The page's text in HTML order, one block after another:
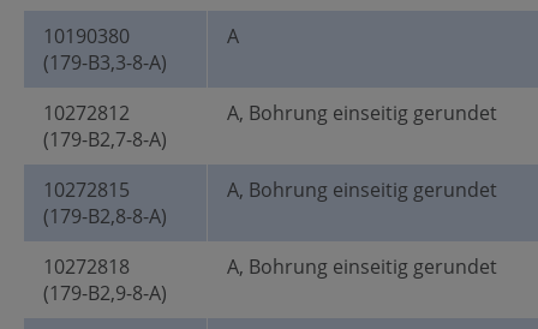
10190380
(179-B3,3-8-A)
A
10272812
(179-B2,7-8-A)
A, Bohrung einseitig gerundet
10272815
(179-B2,8-8-A)
A, Bohrung einseitig gerundet
10272818
(179-B2,9-8-A)
A, Bohrung einseitig gerundet